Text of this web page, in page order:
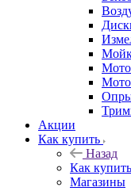
Акции
Как купить
Назад
Как купить
Магазины